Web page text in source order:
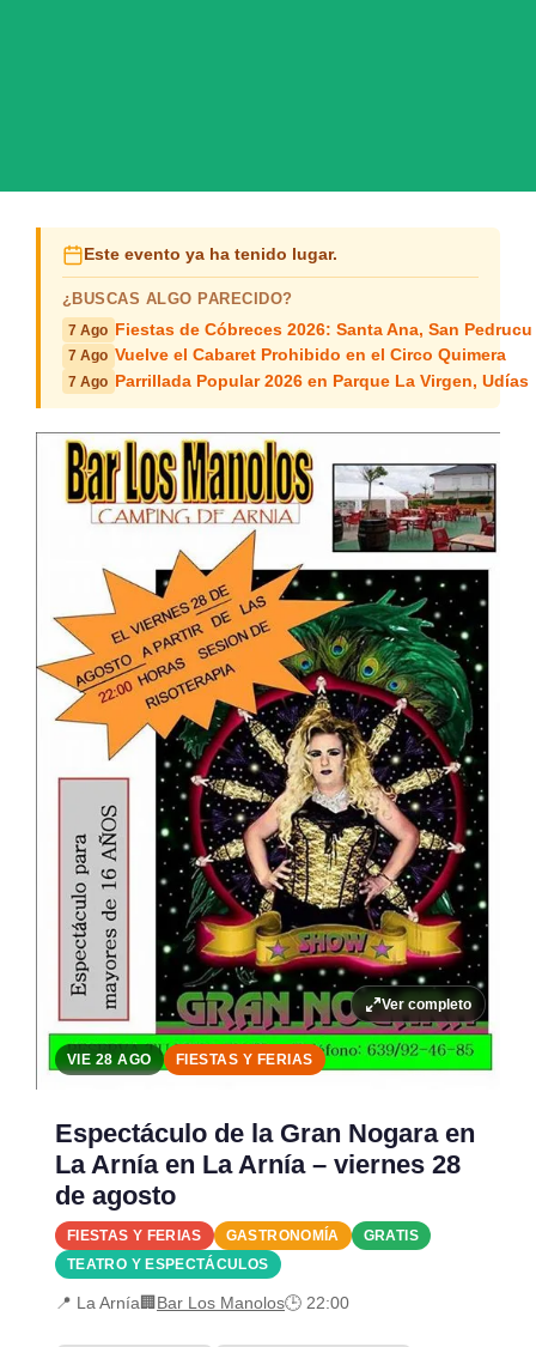
Este evento ya ha tenido lugar.
¿BUSCAS ALGO PARECIDO?
7 Ago Fiestas de Cóbreces 2026: Santa Ana, San
7 Ago Vuelve el Cabaret Prohibido en el Circo Quimera
7 Ago Parrillada Popular 2026 en Parque La Virgen, Udías
Ver completo
VIE 28 AGO FIESTAS Y FERIAS
Espectáculo de la Gran Nogara en
La Arnía en La Arnía – viernes 28
de agosto
FIESTAS Y FERIAS GASTRONOMÍA
GRATIS
TEATRO Y ESPECTÁCULOS
📍 La Arnía🏢 Bar Los Manolos🕒 22:00